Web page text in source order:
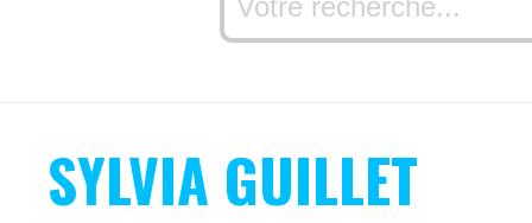
SYLVIA GUILLET